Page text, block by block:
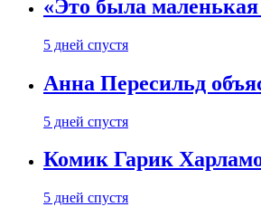
«Это была
5 дней спустя
Анна Пересильд
5 дней спустя
Комик Гарик
5 дней спустя